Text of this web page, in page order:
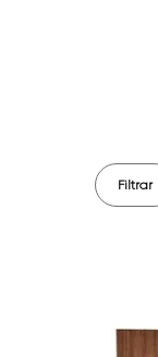
Filtrar